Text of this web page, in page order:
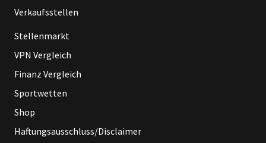
Verkaufsstellen
Stellenmarkt
VPN Vergleich
Finanz Vergleich
Sportwetten
Shop
Haftungsausschluss/Disclaimer